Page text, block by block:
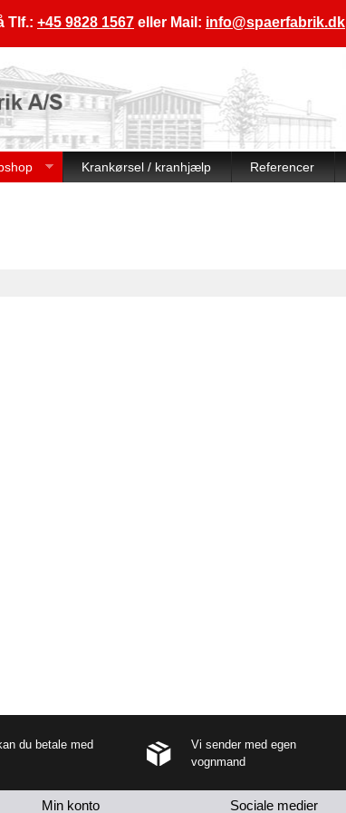
Tlf.: +45 9828 1567 eller Mail: info@spaerfabrik.dk
Krankørsel / kranhjælp Referencer
du betale med
Vi sender med egen
vognmand
Min konto Sociale medier